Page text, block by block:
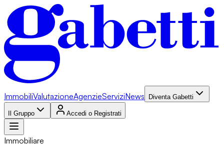
ImmobiliValutazioneAgenzieServiziNews Diventa Gabetti
Il Gruppo Accedi o Registrati
Immobiliare